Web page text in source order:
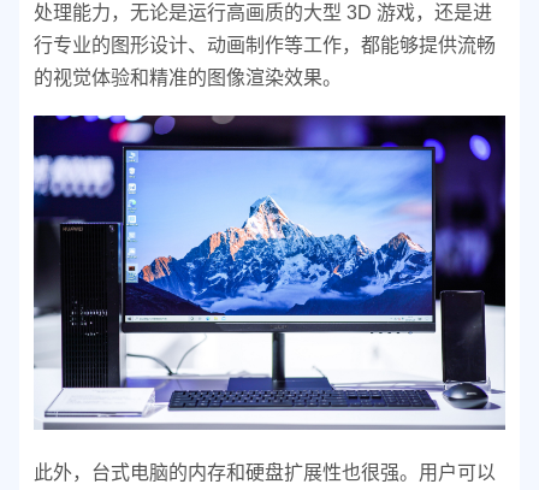
处理能力，无论是运行高画质的大型 3D 游戏，还是进
行专业的图形设计、动画制作等工作，都能够提供流畅
的视觉体验和精准的图像渲染效果。
此外，台式电脑的内存和硬盘扩展性也很强。用户可以